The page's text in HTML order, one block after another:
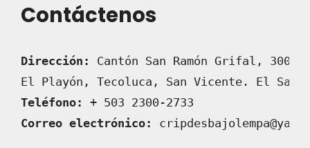
Contáctenos
Dirección:
Cantón San Ramón Grifal, 300
El Playón, Tecoluca, San Vicente. El
Teléfono:
+ 503 2300-2733
Correo electrónico: